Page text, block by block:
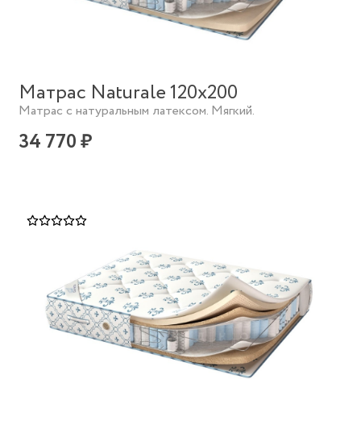
Матрас Naturale 120х200
Матрас с натуральным латексом. Мягкий.
34 770 ₽